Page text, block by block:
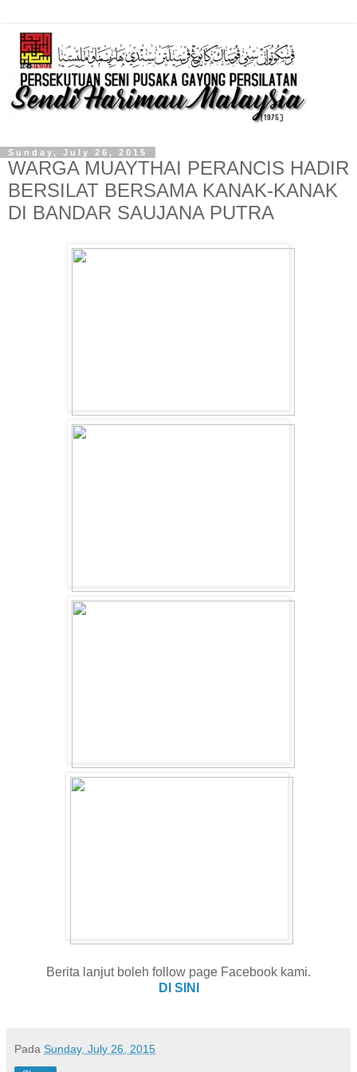
Sunday, July 26, 2015
WARGA MUAYTHAI PERANCIS HADIR
BERSILAT BERSAMA KANAK-KANAK
DI BANDAR SAUJANA PUTRA
Berita lanjut boleh follow page Facebook kami.
DI SINI
Pada Sunday, July 26, 2015